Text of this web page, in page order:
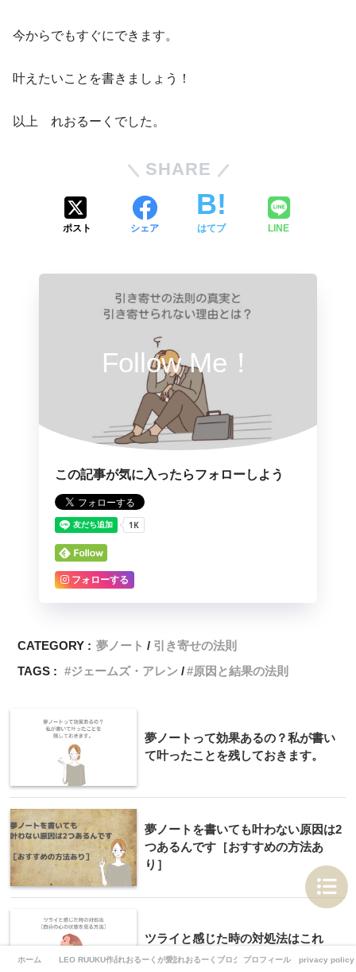
今からでもすぐにできます。
叶えたいことを書きましょう！
以上 れおるーくでした。
SHARE
ポスト シェア はてブ LINE
Follow Me！
この記事が気に入ったらフォローしよう
フォローする
CATEGORY : 夢ノート
引き寄せの法則
TAGS :
ジェームズ・アレン 原因と結果の法則
夢ノートって効果あるの？私が書い
て叶ったことを残しておきます。
夢ノートを書いても叶わない原因は2
つあるんです［おすすめの方法あ
り］
ツライと感じた時の対処法はこれ
［自分の心の状態を見る方法］
ホーム LEO RUUKU作品リンク集れおるーくが愛読するおすすめ書籍
れおるーくブログについて
プロフィール privacy policy